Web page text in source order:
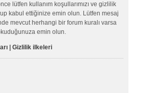
lütfen kullanım koşullarımızı ve gizlilik
kabul ettiğinize emin olun. Lütfen mesaj
mevcut herhangi bir forum kuralı varsa
emin olun.
| Gizlilik ilkeleri